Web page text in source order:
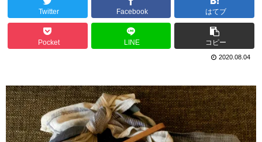
Twitter Facebook はてブ
Pocket LINE コピー
2020.08.04